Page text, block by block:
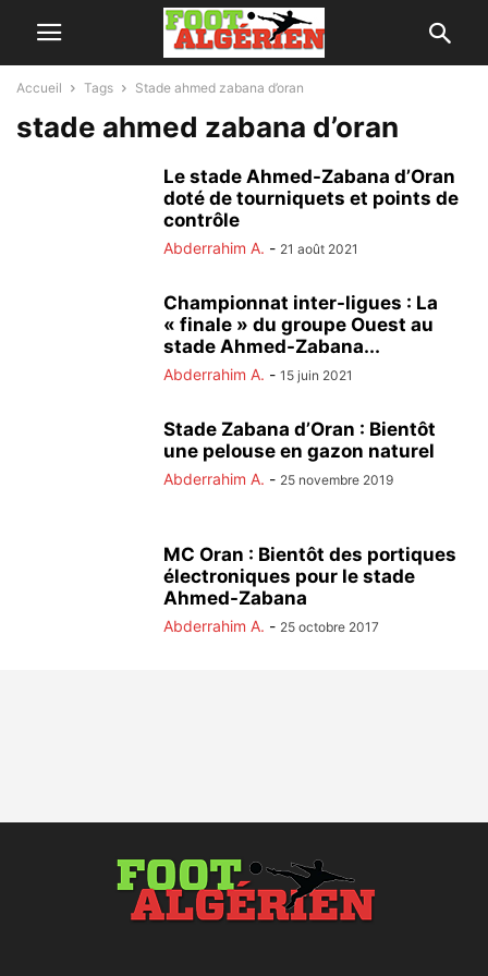
Accueil Tags Stade ahmed zabana d’oran
stade ahmed zabana d’oran
Le stade Ahmed-Zabana d’Oran
doté de tourniquets et points de
contrôle
Abderrahim A. - 21 août 2021
Championnat inter-ligues : La
« finale » du groupe Ouest au
stade Ahmed-Zabana...
Abderrahim A. - 15 juin 2021
Stade Zabana d’Oran : Bientôt
une pelouse en gazon naturel
Abderrahim A. - 25 novembre 2019
MC Oran : Bientôt des portiques
électroniques pour le stade
Ahmed-Zabana
Abderrahim A. - 25 octobre 2017